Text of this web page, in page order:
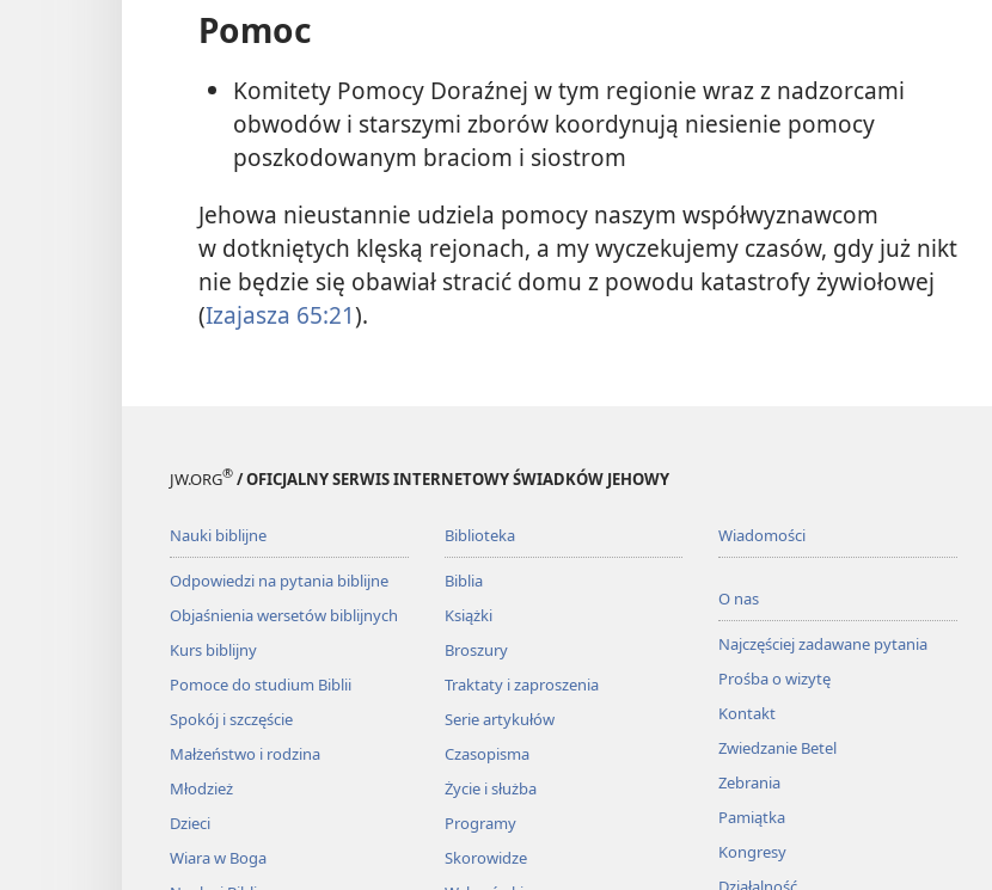
Pomoc
Komitety Pomocy Doraźnej w tym regionie wraz z nadzorcami
obwodów i starszymi zborów koordynują niesienie pomocy
poszkodowanym braciom i siostrom
Jehowa nieustannie udziela pomocy naszym współwyznawcom
w dotkniętych klęską rejonach, a my wyczekujemy czasów, gdy już nikt
nie będzie się obawiał stracić domu z powodu katastrofy żywiołowej
(Izajasza 65:21).
JW.ORG® / OFICJALNY SERWIS INTERNETOWY ŚWIADKÓW JEHOWY
Nauki biblijne
Odpowiedzi na pytania biblijne
Objaśnienia wersetów biblijnych
Kurs biblijny
Pomoce do studium Biblii
Spokój i szczęście
Małżeństwo i rodzina
Młodzież
Dzieci
Wiara w Boga
Biblioteka
Biblia
Książki
Broszury
Traktaty i zaproszenia
Serie artykułów
Czasopisma
Życie i służba
Programy
Skorowidze
Wiadomości
O nas
Najczęściej zadawane pytania
Prośba o wizytę
Kontakt
Zwiedzanie Betel
Zebrania
Pamiątka
Kongresy